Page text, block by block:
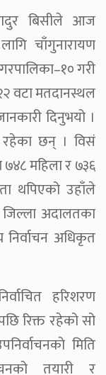
बिसीले आज
चाँगुनारायण
गरी
वटा मतदानस्थल
दिनुभयो ।
रहेका छन् । विसं
७४८ महिला र ७३६
थपिएको उहाँले
जिल्ला अदालतका
निर्वाचन अधिकृत
हरिशरण
रिक्त रहेको सो
मिति
तयारी र